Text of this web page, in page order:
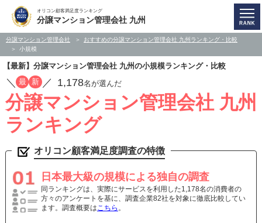
オリコン顧客満足度ランキング
分譲マンション管理会社 九州
分譲マンション管理会社
おすすめの分譲マンション管理会社 九州ランキング・比較
小規模
【最新】分譲マンション管理会社 九州の小規模ランキング・比較
／ 最 新 ／ 1,178名が選んだ
分譲マンション管理会社 九州
ランキング
オリコン顧客満足度調査の特徴
日本最大級の規模による独自の調査
同ランキングは、実際にサービスを利用した1,178名の消費者の
方々のアンケートを基に、調査企業82社を対象に徹底比較してい
ます。調査概要はこちら 。